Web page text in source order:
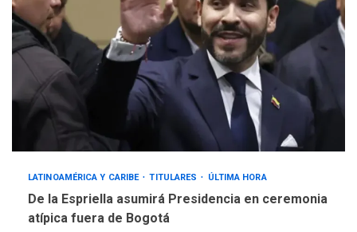
LATINOAMÉRICA Y CARIBE TITULARES ÚLTIMA HORA
De la Espriella asumirá Presidencia en ceremonia
atípica fuera de Bogotá